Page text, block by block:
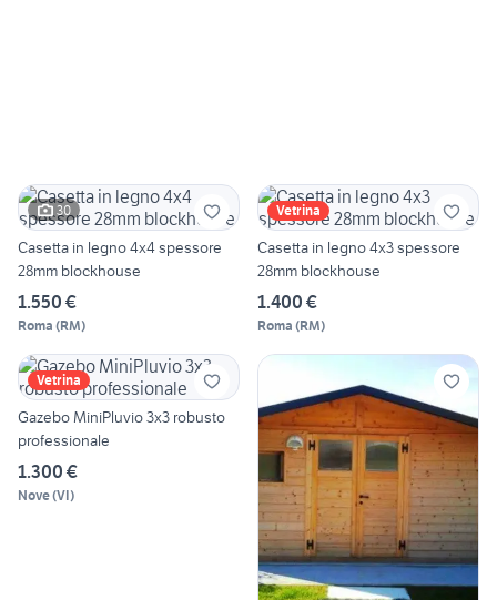
30
Casetta in legno 4x4 spessore
28mm blockhouse
1.550 €
Roma (RM)
Vetrina
Casetta in legno 4x3 spessore
28mm blockhouse
1.400 €
Roma (RM)
Vetrina
Gazebo MiniPluvio 3x3 robusto
professionale
1.300 €
Nove(VI)